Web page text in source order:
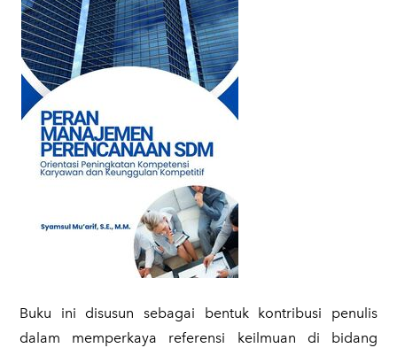
​Buku ini disusun sebagai bentuk kontribusi penulis
dalam memperkaya referensi keilmuan di bidang